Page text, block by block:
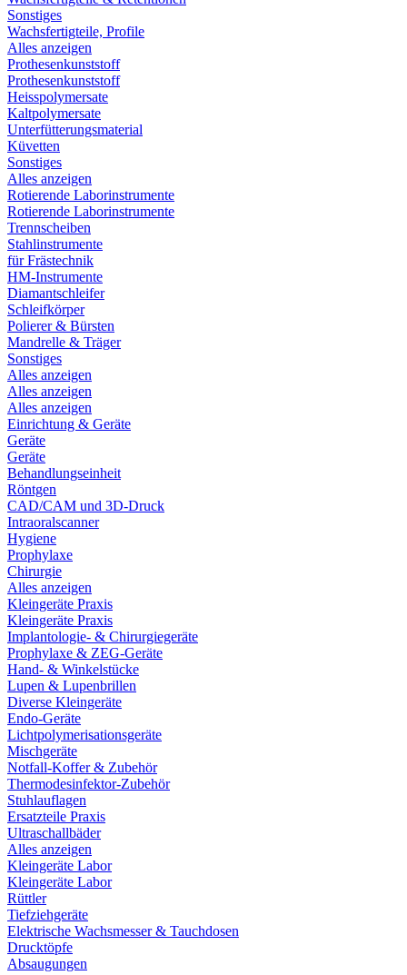
Sonstiges
Wachsfertigteile, Profile
Alles anzeigen
Prothesenkunststoff
Prothesenkunststoff
Heisspolymersate
Kaltpolymersate
Unterfütterungsmaterial
Küvetten
Sonstiges
Alles anzeigen
Rotierende Laborinstrumente
Rotierende Laborinstrumente
Trennscheiben
Stahlinstrumente
für Frästechnik
HM-Instrumente
Diamantschleifer
Schleifkörper
Polierer & Bürsten
Mandrelle & Träger
Sonstiges
Alles anzeigen
Alles anzeigen
Alles anzeigen
Einrichtung & Geräte
Geräte
Geräte
Behandlungseinheit
Röntgen
CAD/CAM und 3D-Druck
Intraoralscanner
Hygiene
Prophylaxe
Chirurgie
Alles anzeigen
Kleingeräte Praxis
Kleingeräte Praxis
Implantologie- & Chirurgiegeräte
Prophylaxe & ZEG-Geräte
Hand- & Winkelstücke
Lupen & Lupenbrillen
Diverse Kleingeräte
Endo-Geräte
Lichtpolymerisationsgeräte
Mischgeräte
Notfall-Koffer & Zubehör
Thermodesinfektor-Zubehör
Stuhlauflagen
Ersatzteile Praxis
Ultraschallbäder
Alles anzeigen
Kleingeräte Labor
Kleingeräte Labor
Rüttler
Tiefziehgeräte
Elektrische Wachsmesser & Tauchdosen
Drucktöpfe
Absaugungen